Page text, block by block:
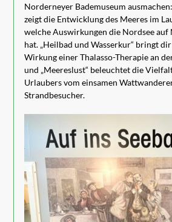
Norderneyer Bademuseum
zeigt die Entwicklung des Meeres im
welche Auswirkungen die Nordsee auf
hat. „Heilbad und Wasserkur“ bringt
Wirkung einer Thalasso-Therapie an
und „Meereslust“ beleuchtet die
Urlaubers vom einsamen
Strandbesucher.